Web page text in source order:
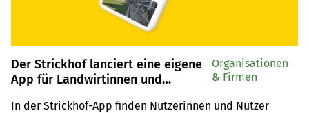
Der Strickhof lanciert eine eigene
App für Landwirtinnen und
In der Strickhof-App finden Nutzerinnen und Nutzer
Organisationen
& Firmen